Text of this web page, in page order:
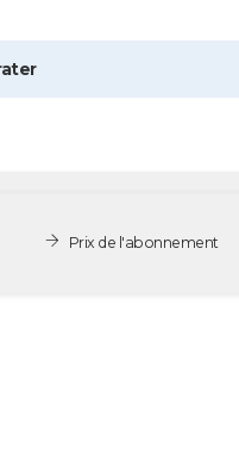
Prix de l'abonnement